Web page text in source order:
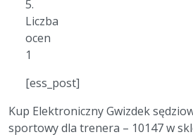
5.
Liczba
ocen
1
[ess_post]
Kup Elektroniczny Gwizdek
sportowy dla trenera – 10147 w